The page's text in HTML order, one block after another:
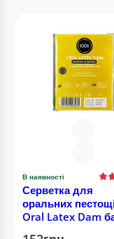
В наявності
Серветка для
оральних
Oral Latex Dam